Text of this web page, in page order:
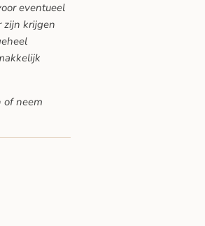
eventueel
zijn krijgen
of neem